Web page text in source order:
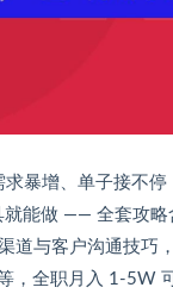
暴增、单子接不停
能做 —— 全套攻略
道与客户沟通技巧
，全职月入 1-5W